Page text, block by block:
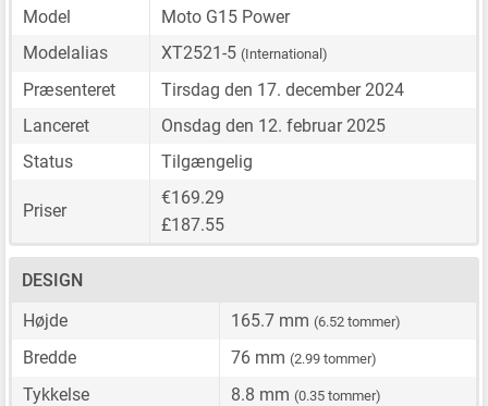
Model
Moto G15 Power
Modelalias
XT2521-5 (International)
Præsenteret
Tirsdag den 17. december 2024
Lanceret
Onsdag den 12. februar 2025
Status
Tilgængelig
Priser
€169.29
£187.55
DESIGN
Højde
165.7 mm (6.52 tommer)
Bredde 76 mm (2.99 tommer)
Tykkelse 8.8 mm (0.35 tommer)